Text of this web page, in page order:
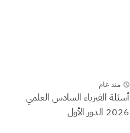
منذ عام
أسئلة الفيزياء السادس العلمي
2026 الدور الأول